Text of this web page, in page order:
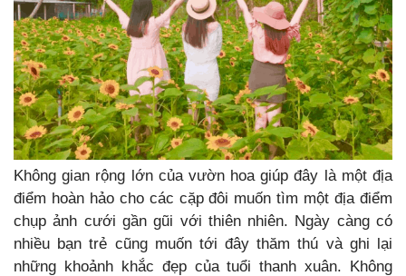
Không gian rộng lớn của vườn hoa giúp đây là một địa
điểm hoàn hảo cho các cặp đôi muốn tìm một địa điểm
chụp ảnh cưới gần gũi với thiên nhiên. Ngày càng có
nhiều bạn trẻ cũng muốn tới đây thăm thú và ghi lại
những khoảnh khắc đẹp của tuổi thanh xuân. Không